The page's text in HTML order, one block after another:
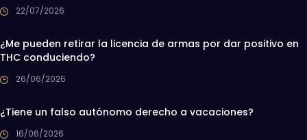
22/07/2026
¿Me pueden retirar la licencia de armas por dar positivo en
THC conduciendo?
26/06/2026
¿Tiene un falso autónomo derecho a vacaciones?
16/06/2026